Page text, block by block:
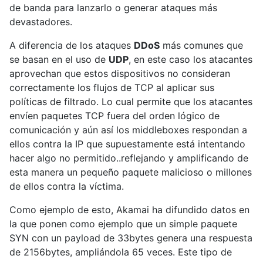
de banda para lanzarlo o generar ataques más
devastadores.
A diferencia de los ataques DDoS más comunes que
se basan en el uso de UDP, en este caso los atacantes
aprovechan que estos dispositivos no consideran
correctamente los flujos de TCP al aplicar sus
políticas de filtrado. Lo cual permite que los atacantes
envíen paquetes TCP fuera del orden lógico de
comunicación y aún así los middleboxes respondan a
ellos contra la IP que supuestamente está intentando
hacer algo no permitido..reflejando y amplificando de
esta manera un pequeño paquete malicioso o millones
de ellos contra la víctima.
Como ejemplo de esto, Akamai ha difundido datos en
la que ponen como ejemplo que un simple paquete
SYN con un payload de 33bytes genera una respuesta
de 2156bytes, ampliándola 65 veces. Este tipo de